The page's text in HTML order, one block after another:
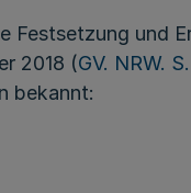
und
2018 (GV. NRW.
bekannt: